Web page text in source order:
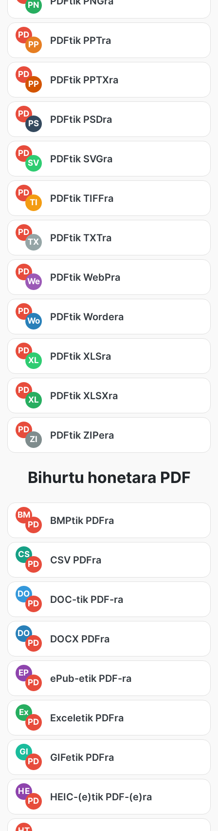
PN
PD
PP
PDFtik PPTra
PD
PP
PDFtik PPTXra
PD
PS
PDFtik PSDra
PD
SV
PDFtik SVGra
PD
TI
PDFtik TIFFra
PD
TX
PDFtik TXTra
PD
We
PDFtik WebPra
PD
Wo
PDFtik Wordera
PD
XL
PDFtik XLSra
PD
XL
PDFtik XLSXra
PD
ZI
PDFtik ZIPera
Bihurtu honetara PDF
BM
PD
BMPtik PDFra
CS
PD
CSV PDFra
DO
PD
DOC-tik PDF-ra
DO
PD
DOCX PDFra
EP
PD
ePub-etik PDF-ra
Ex
PD
Exceletik PDFra
GI
PD
GIFetik PDFra
HE
PD
HEIC-(e)tik PDF-(e)ra